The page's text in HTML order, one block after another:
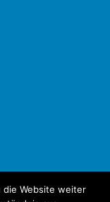
die Website weiter